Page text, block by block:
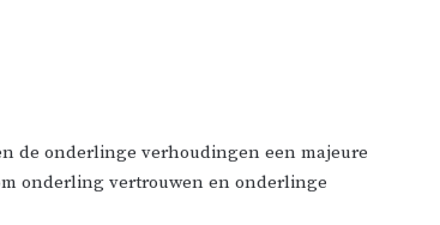
de onderlinge verhoudingen een majeure
onderling vertrouwen en onderlinge